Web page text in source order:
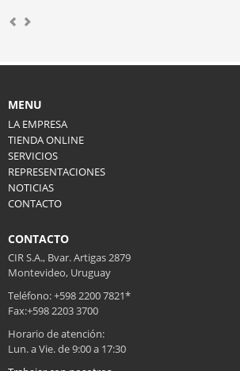
MENU
LA EMPRESA
TIENDA ONLINE
SERVICIOS
REPRESENTACIONES
NOTICIAS
CONTACTO
CONTACTO
CIR S.A., Bvar. Artigas 2879
Montevideo, Uruguay
Teléfono: +598 2200 7821*
Fax:+598 2203 3700
Horario de atención:
Lun. a Vie. de 9:00 a 17:30